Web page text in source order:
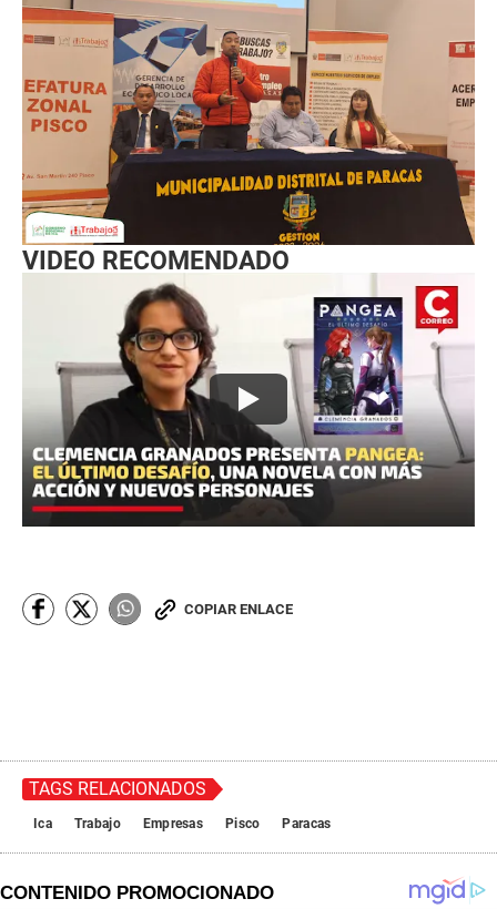
VIDEO RECOMENDADO
COPIAR ENLACE
TAGS RELACIONADOS
Ica Trabajo Empresas Pisco Paracas